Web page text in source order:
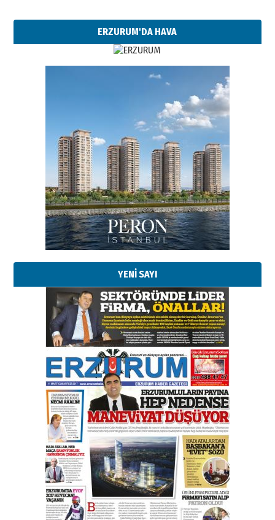
ERZURUM'DA HAVA
YENİ SAYI
Esat BİNDESEN
Başkan Sekmen’den Erzurum’a
bir vizyon proje daha!
02 Ağustos 2026 Pazar
Kadir SABUNCUOĞLU
Erzurumspor’un köşe taşları
29 Haziran 2026 Pazartesi
Kenan GÜLERCİ